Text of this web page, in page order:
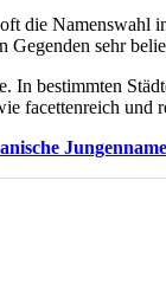
die
Gegenden sehr
bestimmten
facettenreich und